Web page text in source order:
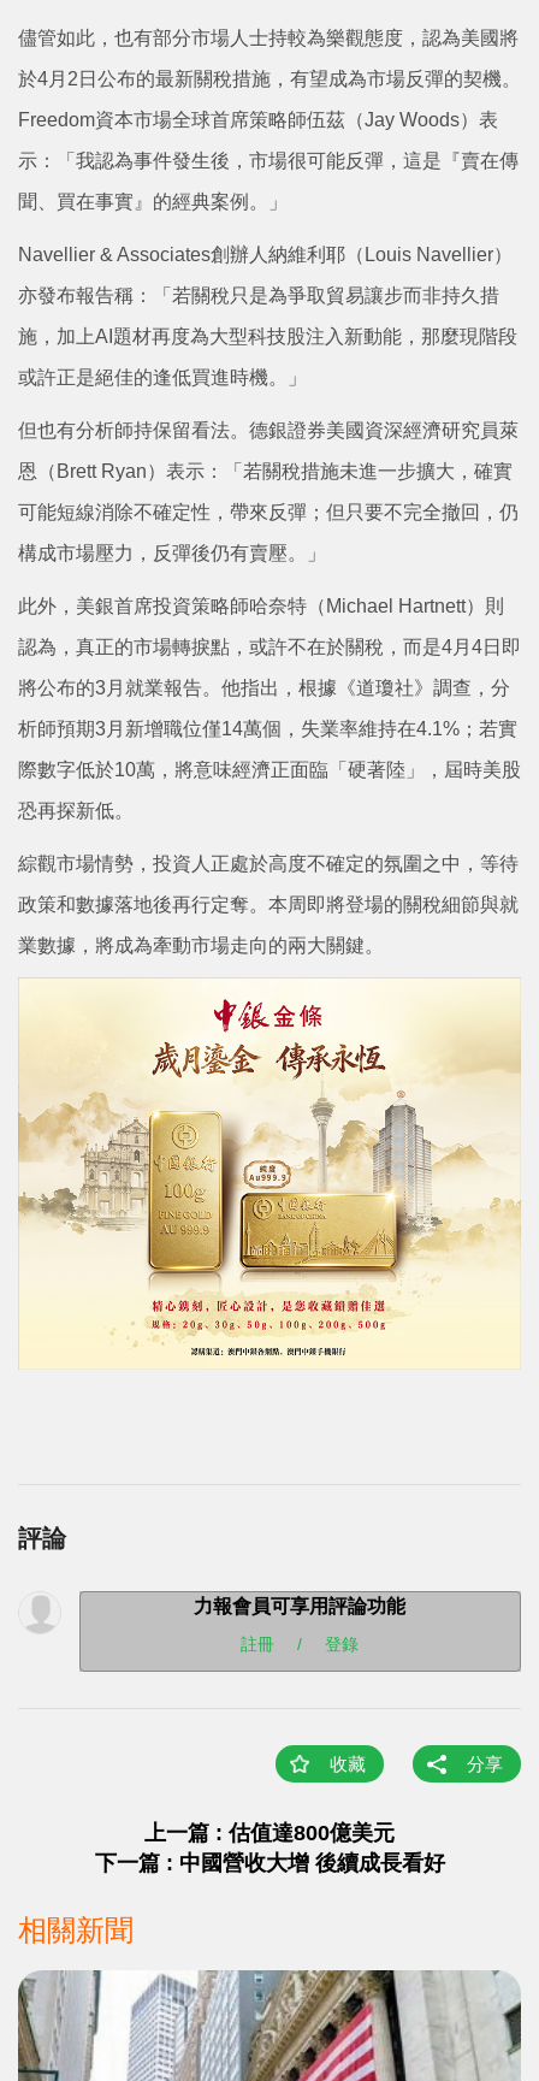
儘管如此，也有部分市場人士持較為樂觀態度，認為美國將
於4月2日公布的最新關稅措施，有望成為市場反彈的契機。
Freedom資本市場全球首席策略師伍茲（Jay Woods）表
示：「我認為事件發生後，市場很可能反彈，這是『賣在傳
聞、買在事實』的經典案例。」
Navellier & Associates創辦人納維利耶（Louis Navellier）
亦發布報告稱：「若關稅只是為爭取貿易讓步而非持久措
施，加上AI題材再度為大型科技股注入新動能，那麼現階段
或許正是絕佳的逢低買進時機。」
但也有分析師持保留看法。德銀證券美國資深經濟研究員萊
恩（Brett Ryan）表示：「若關稅措施未進一步擴大，確實
可能短線消除不確定性，帶來反彈；但只要不完全撤回，仍
構成市場壓力，反彈後仍有賣壓。」
此外，美銀首席投資策略師哈奈特（Michael Hartnett）則
認為，真正的市場轉捩點，或許不在於關稅，而是4月4日即
將公布的3月就業報告。他指出，根據《道瓊社》調查，分
析師預期3月新增職位僅14萬個，失業率維持在4.1%；若實
際數字低於10萬，將意味經濟正面臨「硬著陸」，屆時美股
恐再探新低。
綜觀市場情勢，投資人正處於高度不確定的氛圍之中，等待
政策和數據落地後再行定奪。本周即將登場的關稅細節與就
業數據，將成為牽動市場走向的兩大關鍵。
評論
力報會員可享用評論功能
註冊 / 登錄
收藏 分享
上一篇 : 估值達800億美元
下一篇 : 中國營收大增 後續成長看好
相關新聞